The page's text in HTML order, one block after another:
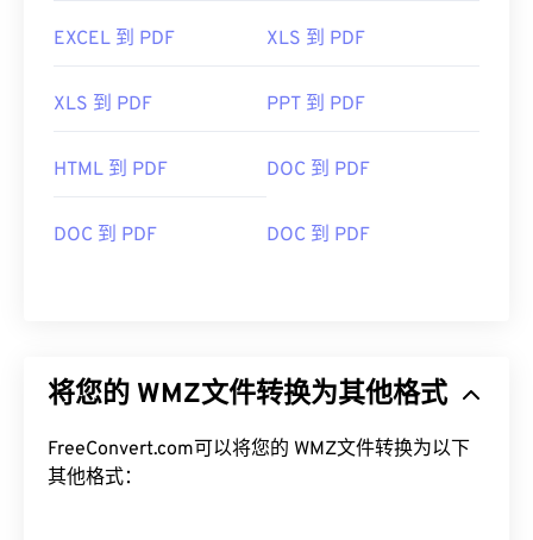
EXCEL 到 PDF XLS 到 PDF
XLS 到 PDF PPT 到 PDF
HTML 到 PDF DOC 到 PDF
DOC 到 PDF DOC 到 PDF
将您的 WMZ文件转换为其他格式
FreeConvert.com可以将您的 WMZ文件转换为以下
其他格式：